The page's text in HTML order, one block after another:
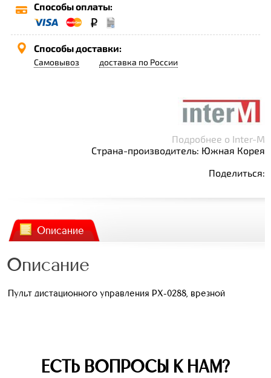
Способы оплаты:
Способы доставки:
Самовывоз доставка по России
Подробнее о Inter-M
Страна-производитель: Южная Корея
Поделиться:
Описание
Описание
Пульт дистационного управления PX-0288, врезной
ЕСТЬ ВОПРОСЫ К НАМ?